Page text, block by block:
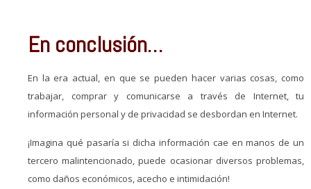
En conclusión…
En la era actual, en que se pueden hacer varias cosas, como
trabajar, comprar y comunicarse a través de Internet, tu
información personal y de privacidad se desbordan en Internet.
¡Imagina qué pasaría si dicha información cae en manos de un
tercero malintencionado, puede ocasionar diversos problemas,
como daños económicos, acecho e intimidación!